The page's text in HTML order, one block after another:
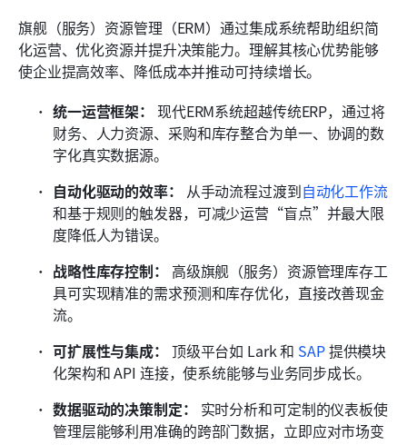
旗舰（服务）资源管理（ERM）通过集成系统帮助组织简
化运营、优化资源并提升决策能力。理解其核心优势能够
使企业提高效率、降低成本并推动可持续增长。
统一运营框架：
现代ERM系统超越传统ERP，通过将
财务、人力资源、采购和库存整合为单一、协调的数
字化真实数据源。
自动化驱动的效率：
从手动流程过渡到自动化工作流
和基于规则的触发器，可减少运营“盲点”并最大限
度降低人为错误。
战略性库存控制：
高级旗舰（服务）资源管理库存工
具可实现精准的需求预测和库存优化，直接改善现金
流。
可扩展性与集成： 顶级平台如 Lark 和 SAP 提供模块
化架构和 API 连接，使系统能够与业务同步成长。
数据驱动的决策制定：
实时分析和可定制的仪表板使
管理层能够利用准确的跨部门数据，立即应对市场变